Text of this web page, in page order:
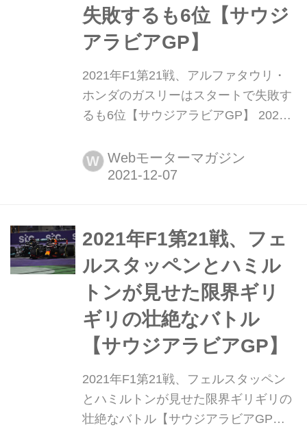
失敗するも6位【サウジ
アラビアGP】
2021年F1第21戦、アルファタウリ・
ホンダのガスリーはスタートで失敗す
るも6位【サウジアラビアGP】 2021
アラビアGPで行われ、アルファタウ
リ・ホンダのピエール・ガスリーが6
わった。チャンピオン争いの後方で行
われた激しい中団グループの戦いを追
う。
W Webモーターマガジン
2021年F1第21戦、フェ
ルスタッペンとハミル
トンが見せた限界ギリ
ギリの壮絶なバトル
【サウジアラビアGP】
2021年F1第21戦、フェルスタッペン
とハミルトンが見せた限界ギリギリの
壮絶なバトル【サウジアラビアGP】